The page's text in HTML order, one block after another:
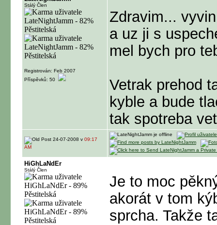
Stálý Člen
Registrován: Feb 2007
Příspěvků: 50
Zdravim...
a uz ji s
mel bych pro
Vetrak prehod
kyble a bude
tak spotreba
24-07-2008 v 09:17
AM
HiGhLaNdEr
Stálý Člen
Je to moc
akorát v tom
sprcha. Takže